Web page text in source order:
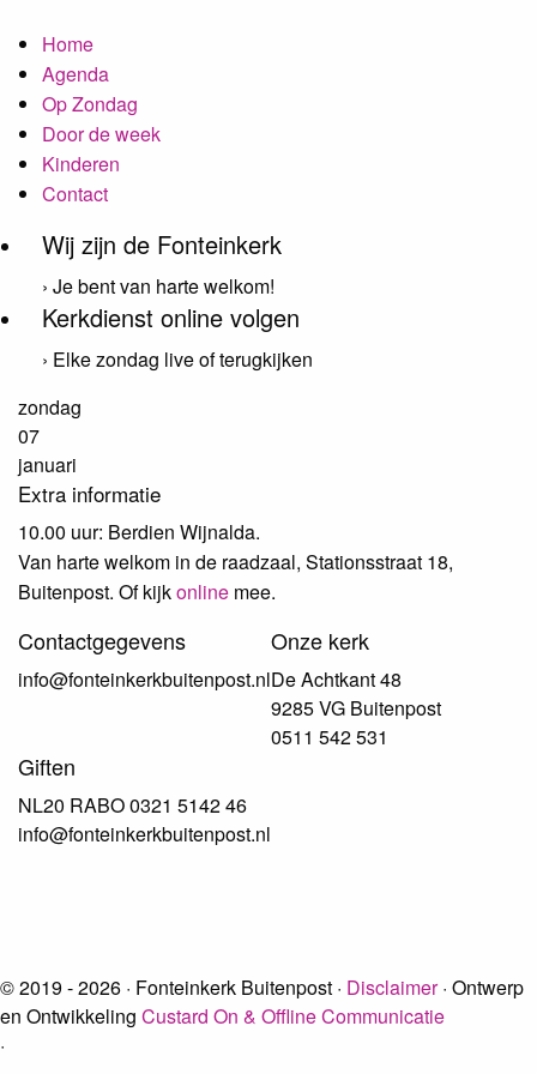
Home
Agenda
Op Zondag
Door de week
Kinderen
Contact
Wij zijn de Fonteinkerk
› Je bent van harte welkom!
Kerkdienst online volgen
› Elke zondag live of terugkijken
zondag
07
januari
Extra informatie
10.00 uur: Berdien Wijnalda.
Van harte welkom in de raadzaal, Stationsstraat 18,
Buitenpost. Of kijkonline mee.
Contactgegevens
info@fonteinkerkbuitenpost.nl
Onze kerk
De Achtkant 48
9285 VG Buitenpost
0511 542 531
Giften
NL20 RABO 0321 5142 46
info@fonteinkerkbuitenpost.nl
© 2019 - 2026 · Fonteinkerk Buitenpost · Disclaimer· Ontwerp
en Ontwikkeling Custard On & Offline Communicatie
·